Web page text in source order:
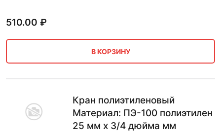
510.00 ₽
В КОРЗИНУ
Кран полиэтиленовый
Материал: ПЭ-100 полиэтилен
25 мм х 3/4 дюйма мм